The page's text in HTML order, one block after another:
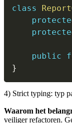
class
public
}
4) Strict typing: typ
Waarom het
veiliger refactoren.